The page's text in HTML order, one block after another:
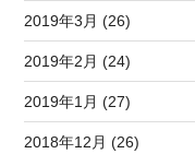
2019年3月 (26)
2019年2月 (24)
2019年1月 (27)
2018年12月 (26)